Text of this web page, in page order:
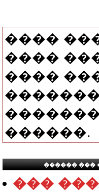
����
����
����
������.
������ ���
���